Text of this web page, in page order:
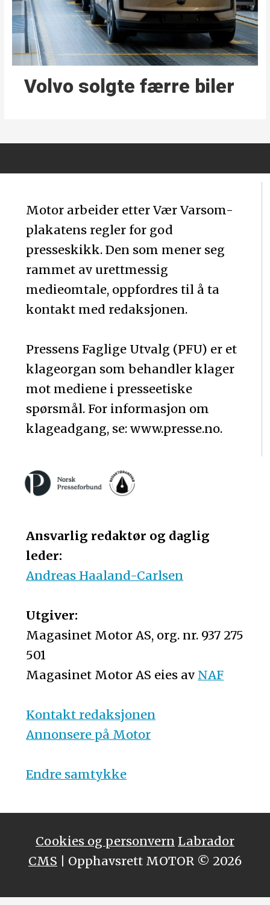
Volvo solgte færre biler
Motor arbeider etter Vær Varsom-
plakatens regler for god
presseskikk. Den som mener seg
rammet av urettmessig
medieomtale, oppfordres til å ta
kontakt med redaksjonen.
Pressens Faglige Utvalg (PFU) er et
klageorgan som behandler klager
mot mediene i presseetiske
spørsmål. For informasjon om
klageadgang, se: www.presse.no.
Ansvarlig redaktør og daglig
leder:
Andreas Haaland-Carlsen
Utgiver:
Magasinet Motor AS, org. nr. 937 275
501
Magasinet Motor AS eies av NAF
Kontakt redaksjonen
Annonsere på Motor
Endre samtykke
Cookies og personvern Labrador
CMS | Opphavsrett MOTOR © 2026